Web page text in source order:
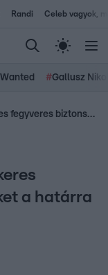
Randi Celeb vagyok,
#Gallusz
Bruttó 260 ezer forintért keres fegyveres biztonsági őröket a határra a rendőrség
a határra